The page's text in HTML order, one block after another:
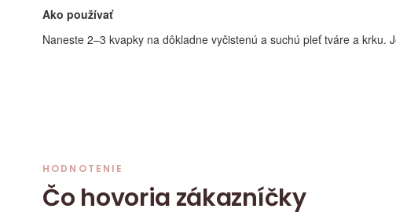
Ako používať
Naneste 2–3 kvapky na dôkladne vyčistenú a suchú pleť tváre a
HODNOTENIE
Čo hovoria zákazníčky